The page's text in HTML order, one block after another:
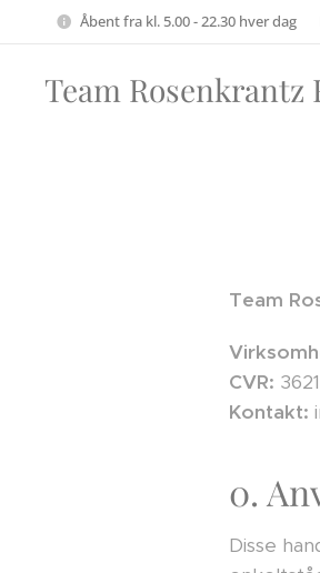
Åbent fra kl. 5.00 - 22.30 hver dag
Team Rosenkrantz
Team
CVR:
Kontakt:
0.
Disse